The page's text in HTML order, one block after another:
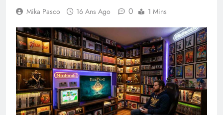
Mika Pasco 16 Ans Ago 0 1 Mins